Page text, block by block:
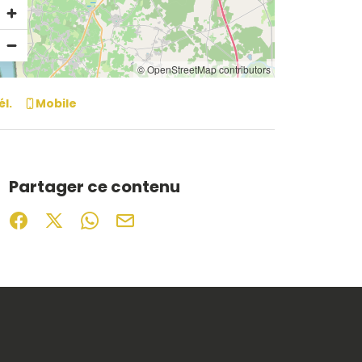
© OpenStreetMap contributors
Mobile
Partager ce contenu
Partager sur Facebook (nouvelle fenêtre)
Partager sur X / Twitter (nouvelle fenêtre)
Partager sur WhatsApp
Partager par mail